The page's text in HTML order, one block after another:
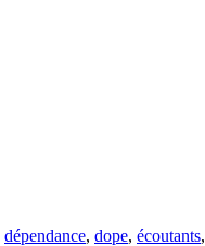
dépendance, dope, écoutants,